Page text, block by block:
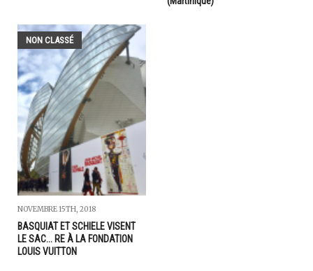
NON CLASSÉ
NOVEMBRE 15TH, 2018
BASQUIAT ET SCHIELE VISENT
LE SAC... RE À LA FONDATION
LOUIS VUITTON